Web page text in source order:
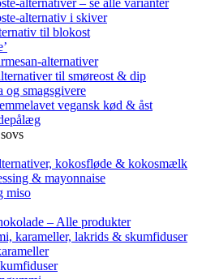
alternativ i skiver
til blokost
alternativer
til smøreost & dip
og smagsgivere
vegansk kød & åst
kokosfløde & kokosmælk
& mayonnaise
miso
– Alle produkter
karameller, lakrids & skumfiduser